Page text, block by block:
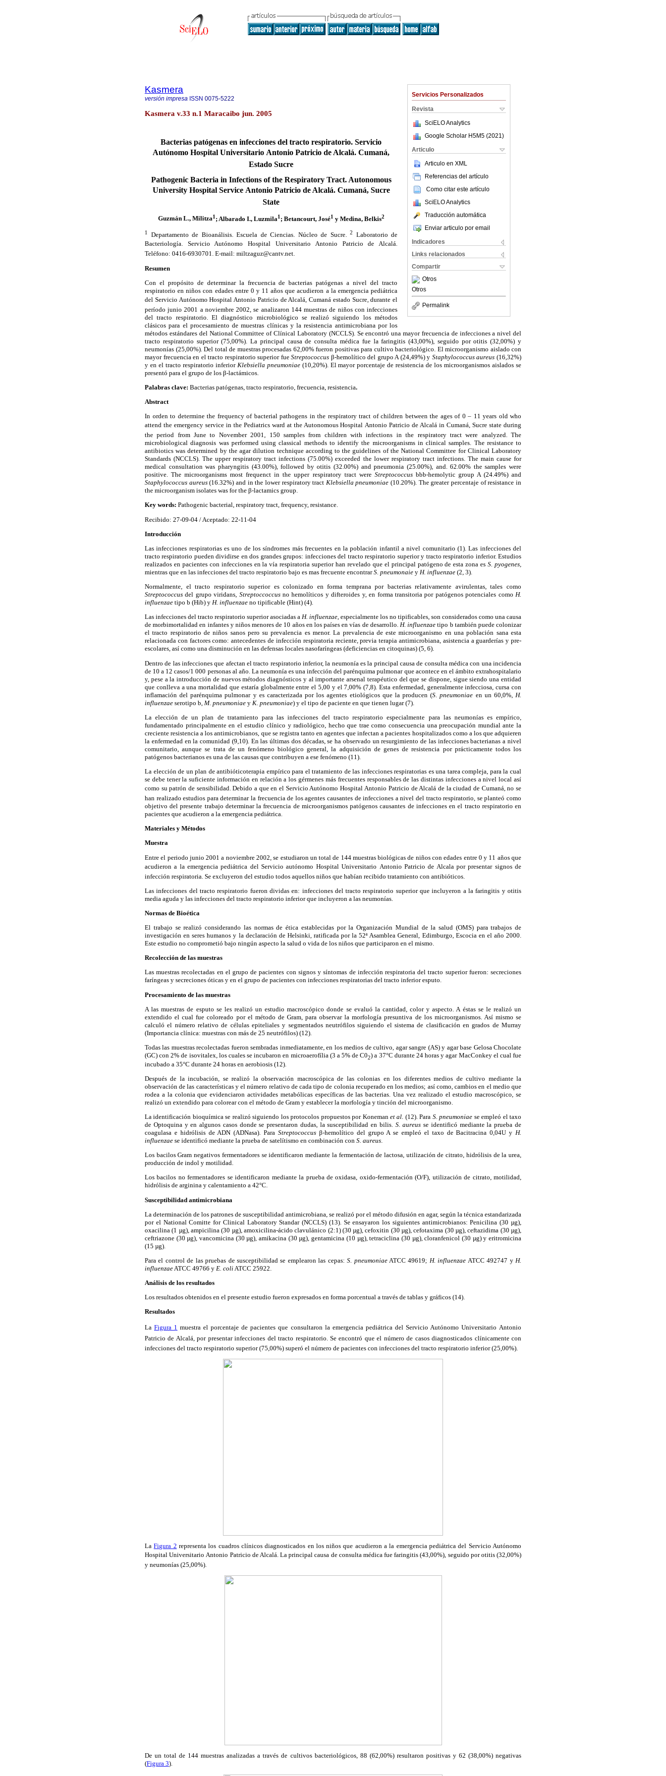
Servicios Personalizados
Revista
SciELO Analytics
Google Scholar H5M5 (2021 )
Articulo
Articulo en XML
Referencias del artículo
Como citar este artículo
SciELO Analytics
Traducción automática
Enviar articulo por email
Indicadores
Links relacionados
Compartir
Otros
Otros
Permalink
Kasmera
versión impresa ISSN 0075-5222
Kasmera v.33 n.1 Maracaibo jun. 2005
Bacterias patógenas en infecciones del tracto respiratorio. Servicio
Autónomo Hospital Universitario Antonio Patricio de Alcalá. Cumaná,
Estado Sucre
Pathogenic Bacteria in Infections of the Respiratory Tract. Autonomous
University Hospital Service Antonio Patricio de Alcalá. Cumaná, Sucre
State
Guzmán L., Militza1 ; Albarado I., Luzmila1 ; Betancourt, José1 y Medina, Belkis2
1 Departamento de Bioanálisis. Escuela de Ciencias. Núcleo de Sucre. 2
Laboratorio de
Bacteriología. Servicio Autónomo Hospital Universitario Antonio Patricio de Alcalá.
Teléfono: 0416-6930701. E-mail: miltzaguz@cantv.net.
Resumen
Con el propósito de determinar la frecuencia de bacterias patógenas a nivel del tracto
respiratorio en niños con edades entre 0 y 11 años que acudieron a la emergencia pediátrica
del Servicio Autónomo Hospital Antonio Patricio de Alcalá, Cumaná estado Sucre, durante el
período junio 2001 a noviembre 2002, se analizaron 144 muestras de niños con infecciones
del tracto respiratorio. El diagnóstico microbiológico se realizó siguiendo los métodos
clásicos para el procesamiento de muestras clínicas y la resistencia antimicrobiana por los
métodos estándares del National Committee of Clínical Laboratory (NCCLS). Se encontró una mayor frecuencia de infecciones a nivel del
tracto respiratorio superior (75,00%). La principal causa de consulta médica fue la faringitis (43,00%), seguido por otitis (32,00%) y
neumonías (25,00%). Del total de muestras procesadas 62,00% fueron positivas para cultivo bacteriológico. El microorganismo aislado con
mayor frecuencia en el tracto respiratorio superior fueStreptococcus β-hemolítico del grupo A (24,49%) y Staphylococcus aureus (16,32%)
y en el tracto respiratorio inferior Klebsiella pneumoniae(10,20%). El mayor porcentaje de resistencia de los microorganismos aislados se
presentó para el grupo de los β-lactámicos.
Palabras clave: Bacterias patógenas, tracto respiratorio, frecuencia, resistencia.
Abstract
In orden to determine the frequency of bacterial pathogens in the respiratory tract of children between the ages of 0 – 11 years old who
attend the emergency service in the Pediatrics ward at the Autonomous Hospital Antonio Patricio de Alcalá in Cumaná, Sucre state during
the period from June to November 2001, 150 samples from children with infections in the respiratory tract were analyzed. The
microbiological diagnosis was performed using classical methods to identify the microorganisms in clinical samples. The resistance to
antibiotics was determined by the agar dilution technique according to the guidelines of the National Committee for Clinical Laboratory
Standards (NCCLS). The upper respiratory tract infections (75.00%) exceeded the lower respiratory tract infections. The main cause for
medical consultation was pharyngitis (43.00%), followed by otitis (32.00%) and pneumonia (25.00%), and. 62.00% the samples were
positive. The microorganisms most frequenct in the upper respiratory tract were Streptococcus bbb-hemolytic group A (24.49%) and
Staphylococcus aureus(16.32%) and in the lower respiratory tract Klebsiella pneumoniae(10.20%). The greater percentaje of resistance in
the microorganism isolates was for the β-lactamics group.
Key words: Pathogenic bacterial, respiratory tract, frequency, resistance.
Recibido: 27-09-04 / Aceptado: 22-11-04
Introducción
Las infecciones respiratorias es uno de los síndromes más frecuentes en la población infantil a nivel comunitario (1). Las infecciones del
tracto respiratorio pueden dividirse en dos grandes grupos: infecciones del tracto respiratorio superior y tracto respiratorio inferior. Estudios
realizados en pacientes con infecciones en la vía respiratoria superior han revelado que el principal patógeno de esta zona esS. pyogenes,
mientras que en las infecciones del tracto respiratorio bajo es mas frecuente encontrarS. pneumonaie y H. influenzae (2, 3).
Normalmente, el tracto respiratorio superior es colonizado en forma temprana por bacterias relativamente avirulentas, tales como
Streptococcus del grupo viridans, Streptoccoccusno hemolíticos y difteroides y, en forma transitoria por patógenos potenciales comoH.
influenzae tipo b (Hib) y H. influenzae no tipificable (Hint) (4).
Las infecciones del tracto respiratorio superior asociadas a H. influenzae, especialmente los no tipificables, son considerados como una causa
de morbimortalidad en infantes y niños menores de 10 años en los países en vías de desarrollo. H. influenzae tipo b también puede colonizar
el tracto respiratorio de niños sanos pero su prevalencia es menor. La prevalencia de este microorganismo en una población sana esta
relacionada con factores como: antecedentes de infección respiratoria reciente, previa terapia antimicrobiana, asistencia a guarderías y pre-
escolares, así como una disminución en las defensas locales nasofaríngeas (deficiencias en citoquinas) (5, 6).
Dentro de las infecciones que afectan el tracto respiratorio inferior, la neumonía es la principal causa de consulta médica con una incidencia
de 10 a 12 casos/1 000 personas al año. La neumonía es una infección del parénquima pulmonar que acontece en el ámbito extrahospitalario
y, pese a la introducción de nuevos métodos diagnósticos y al importante arsenal terapéutico del que se dispone, sigue siendo una entidad
que conlleva a una mortalidad que estaría globalmente entre el 5,00 y el 7,00% (7,8). Esta enfermedad, generalmente infecciosa, cursa con
inflamación del parénquima pulmonar y es caracterizada por los agentes etiológicos que la producen (S. pneumoniae en un 60,0%, H.
influenzae serotipo b, M. pneumoniae y K. pneumoniae) y el tipo de paciente en que tienen lugar (7).
La elección de un plan de tratamiento para las infecciones del tracto respiratorio especialmente para las neumonías es empírico,
fundamentado principalmente en el estudio clínico y radiológico, hecho que trae como consecuencia una preocupación mundial ante la
creciente resistencia a los antimicrobianos, que se registra tanto en agentes que infectan a pacientes hospitalizados como a los que adquieren
la enfermedad en la comunidad (9,10). En las últimas dos décadas, se ha observado un resurgimiento de las infecciones bacterianas a nivel
comunitario, aunque se trata de un fenómeno biológico general, la adquisición de genes de resistencia por prácticamente todos los
patógenos bacterianos es una de las causas que contribuyen a ese fenómeno (11).
La elección de un plan de antibióticoterapia empírico para el tratamiento de las infecciones respiratorias es una tarea compleja, para la cual
se debe tener la suficiente información en relación a los gérmenes más frecuentes responsables de las distintas infecciones a nivel local así
como su patrón de sensibilidad. Debido a que en el Servicio Autónomo Hospital Antonio Patricio de Alcalá de la ciudad de Cumaná, no se
han realizado estudios para determinar la frecuencia de los agentes causantes de infecciones a nivel del tracto respiratorio, se planteó como
objetivo del presente trabajo determinar la frecuencia de microorganismos patógenos causantes de infecciones en el tracto respiratorio en
pacientes que acudieron a la emergencia pediátrica.
Materiales y Métodos
Muestra
Entre el periodo junio 2001 a noviembre 2002, se estudiaron un total de 144 muestras biológicas de niños con edades entre 0 y 11 años que
acudieron a la emergencia pediátrica del Servicio autónomo Hospital Universitario Antonio Patricio de Alcala por presentar signos de
infección respiratoria. Se excluyeron del estudio todos aquellos niños que habían recibido tratamiento con antibióticos.
Las infecciones del tracto respiratorio fueron dividas en: infecciones del tracto respiratorio superior que incluyeron a la faringitis y otitis
media aguda y las infecciones del tracto respiratorio inferior que incluyeron a las neumonías.
Normas de Bioética
El trabajo se realizó considerando las normas de ética establecidas por la Organización Mundial de la salud (OMS) para trabajos de
investigación en seres humanos y la declaración de Helsinki, ratificada por la 52ª Asamblea General, Edimburgo, Escocia en el año 2000.
Este estudio no comprometió bajo ningún aspecto la salud o vida de los niños que participaron en el mismo.
Recolección de las muestras
Las muestras recolectadas en el grupo de pacientes con signos y síntomas de infección respiratoria del tracto superior fueron: secreciones
faríngeas y secreciones óticas y en el grupo de pacientes con infecciones respiratorias del tracto inferior esputo.
Procesamiento de las muestras
A las muestras de esputo se les realizó un estudio macroscópico donde se evaluó la cantidad, color y aspecto. A éstas se le realizó un
extendido el cual fue coloreado por el método de Gram, para observar la morfología presuntiva de los microorganismos. Así mismo se
calculó el número relativo de células epiteliales y segmentados neutrófilos siguiendo el sistema de clasificación en grados de Murray
(Importancia clínica: muestras con más de 25 neutrófilos) (12).
Todas las muestras recolectadas fueron sembradas inmediatamente, en los medios de cultivo, agar sangre (AS) y agar base Gelosa Chocolate
(GC) con 2% de isovitalex, los cuales se incubaron en microaerofília (3 a 5% de C02) a 37°C durante 24 horas y agar MacConkey el cual fue
incubado a 35°C durante 24 horas en aerobiosis (12).
Después de la incubación, se realizó la observación macroscópica de las colonias en los diferentes medios de cultivo mediante la
observación de las características y el número relativo de cada tipo de colonia recuperado en los medios; así como, cambios en el medio que
rodea a la colonia que evidenciaron actividades metabólicas específicas de las bacterias. Una vez realizado el estudio macroscópico, se
realizó un extendido para colorear con el método de Gram y establecer la morfología y tinción del microorganismo.
La identificación bioquímica se realizó siguiendo los protocolos propuestos por Koneman et al. (12). Para S. pneumoniae se empleó el taxo
de Optoquina y en algunos casos donde se presentaron dudas, la susceptibilidad en bilis. S. aureus se identificó mediante la prueba de
coagulasa e hidrólisis de ADN (ADNasa). Para Streptococcus β-hemolítico del grupo A se empleó el taxo de Bacitracina 0,04U y H.
influenzae se identificó mediante la prueba de satelítismo en combinación con S. aureus
Los bacilos Gram negativos fermentadores se identificaron mediante la fermentación de lactosa, utilización de citrato, hidrólisis de la urea,
producción de indol y motilidad.
Los bacilos no fermentadores se identificaron mediante la prueba de oxidasa, oxido-fermentación (O/F), utilización de citrato, motilidad,
hidrólisis de arginina y calentamiento a 42°C.
Susceptibilidad antimicrobiana
La determinación de los patrones de susceptibilidad antimicrobiana, se realizó por el método difusión en agar, según la técnica estandarizada
por el National Comitte for Clinical Laboratory Standar (NCCLS) (13). Se ensayaron los siguientes antimicrobianos: Penicilina (30 µg),
oxacilina (1 µg), ampicilina (30 µg), amoxicilina-ácido clavulánico (2:1) (30 µg), cefoxitin (30 µg), cefotaxima (30 µg), ceftazidima (30 µg),
ceftriazone (30 µg), vancomicina (30 µg), amikacina (30 µg), gentamicina (10 µg), tetraciclina (30 µg), cloranfenicol (30 µg) y eritromicina
(15 µg).
Para el control de las pruebas de susceptibilidad se emplearon las cepas:S. pneumoniaeATCC 49619; H. influenzae ATCC 492747 y H.
influenzae ATCC 49766 y E. coli ATCC 25922.
Análisis de los resultados
Los resultados obtenidos en el presente estudio fueron expresados en forma porcentual a través de tablas y gráficos (14).
Resultados
LaFigura 1 muestra el porcentaje de pacientes que consultaron la emergencia pediátrica del Servicio Autónomo Universitario Antonio
Patricio de Alcalá, por presentar infecciones del tracto respiratorio. Se encontró que el número de casos diagnosticados clínicamente con
infecciones del tracto respiratorio superior (75,00%) superó el número de pacientes con infecciones del tracto respiratorio inferior (25,00%).
LaFigura 2 representa los cuadros clínicos diagnosticados en los niños que acudieron a la emergencia pediátrica del Servicio Autónomo
Hospital Universitario Antonio Patricio de Alcalá. La principal causa de consulta médica fue faringitis (43,00%), seguido por otitis (32,00%)
y neumonías (25,00%).
De un total de 144 muestras analizadas a través de cultivos bacteriológicos, 88 (62,00%) resultaron positivas y 62 (38,00%) negativas
(Figura 3).